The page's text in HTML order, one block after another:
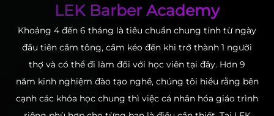
LEK Barber Academy
Khoảng 4 đến 6 tháng là tiêu chuẩn chung tính từ ngày
đầu tiên cầm tông, cầm kéo đến khi trở thành 1 người
thợ và có thể đi làm đối với học viên tại đây. Hơn 9
năm kinh nghiệm đào tạo nghề, chúng tôi hiểu rằng bên
cạnh các khóa học chung thì việc cá nhân hóa giáo trình